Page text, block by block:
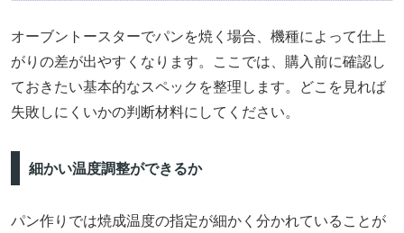
オーブントースターでパンを焼く場合、機種によって仕上
がりの差が出やすくなります。ここでは、購入前に確認し
ておきたい基本的なスペックを整理します。どこを見れば
失敗しにくいかの判断材料にしてください。
細かい温度調整ができるか
パン作りでは焼成温度の指定が細かく分かれていることが